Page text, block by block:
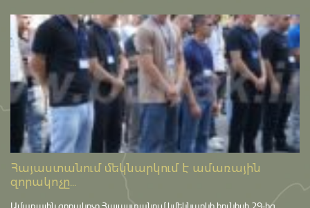
Հայաստանում մեկնարկում է ամառային
զորակոչը...